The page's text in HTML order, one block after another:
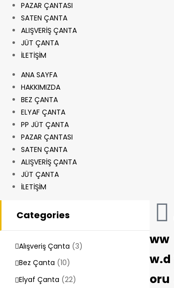
PAZAR ÇANTASI
SATEN ÇANTA
ALIŞVERİŞ ÇANTA
JÜT ÇANTA
İLETİŞİM
ANA SAYFA
HAKKIMIZDA
BEZ ÇANTA
ELYAF ÇANTA
PP JÜT ÇANTA
PAZAR ÇANTASI
SATEN ÇANTA
ALIŞVERİŞ ÇANTA
JÜT ÇANTA
İLETİŞİM
Categories
Alışveriş Çanta (3)
Bez Çanta (10)
Elyaf Çanta (22)
ww
w.d
oru